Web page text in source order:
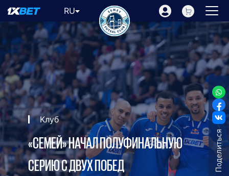
RU
Клуб
«СЕМЕЙ» НАЧАЛ ПОЛУФИНАЛЬНУЮ
СЕРИЮ С ДВУХ ПОБЕД
Поделиться